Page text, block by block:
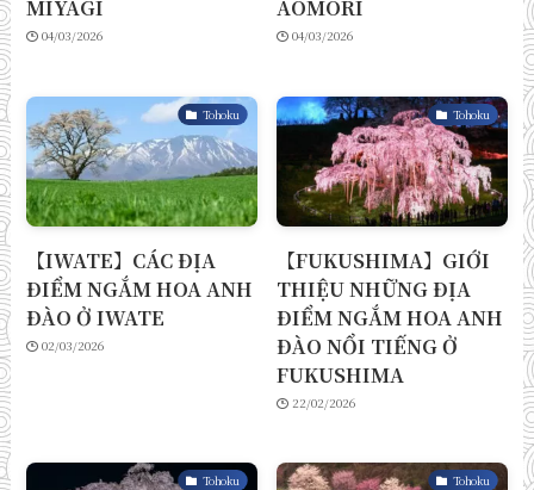
MIYAGI
04/03/2026
AOMORI
04/03/2026
Tohoku
【IWATE】CÁC ĐỊA
ĐIỂM NGẮM HOA ANH
ĐÀO Ở IWATE
02/03/2026
Tohoku
【FUKUSHIMA】GIỚI
THIỆU NHỮNG ĐỊA
ĐIỂM NGẮM HOA ANH
ĐÀO NỔI TIẾNG Ở
FUKUSHIMA
22/02/2026
Tohoku Tohoku